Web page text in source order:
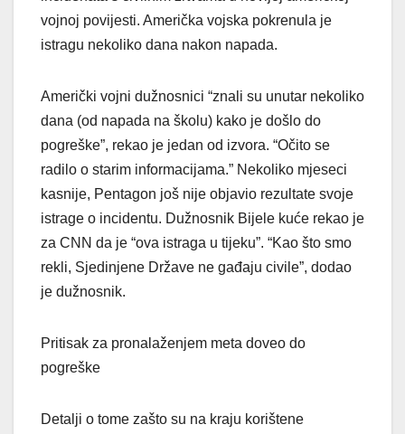
vojnoj povijesti. Američka vojska pokrenula je
istragu nekoliko dana nakon napada.
Američki vojni dužnosnici “znali su unutar nekoliko
dana (od napada na školu) kako je došlo do
pogreške”, rekao je jedan od izvora. “Očito se
radilo o starim informacijama.” Nekoliko mjeseci
kasnije, Pentagon još nije objavio rezultate svoje
istrage o incidentu. Dužnosnik Bijele kuće rekao je
za CNN da je “ova istraga u tijeku”. “Kao što smo
rekli, Sjedinjene Države ne gađaju civile”, dodao
je dužnosnik.
Pritisak za pronalaženjem meta doveo do
pogreške
Detalji o tome zašto su na kraju korištene